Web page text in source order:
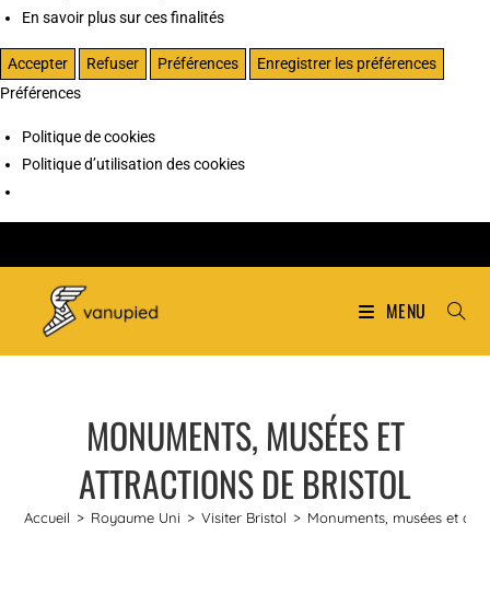
En savoir plus sur ces finalités
Accepter Refuser Préférences
Enregistrer les préférences
Préférences
Politique de cookies
Politique d’utilisation des cookies
MENU
MONUMENTS, MUSÉES ET
ATTRACTIONS DE BRISTOL
Accueil > Royaume Uni > Visiter Bristol > Monuments, musées et